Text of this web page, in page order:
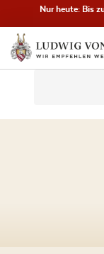
Nur heute: Bis